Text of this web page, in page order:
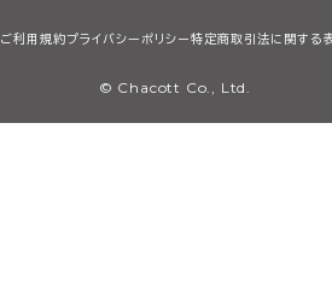
ご利用規約プライバシーポリシー 特定商取引法に関する
© Chacott Co., Ltd.